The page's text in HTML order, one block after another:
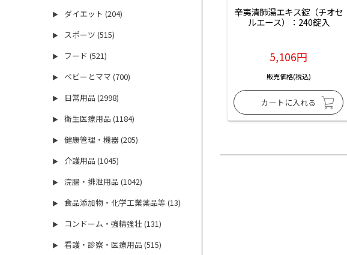
▶ ダイエット (204)
▶ スポーツ (515)
▶ フード (521)
▶ ベビーとママ (700)
▶ 日常用品 (2998)
▶ 衛生医療用品 (1184)
▶ 健康管理・機器 (205)
▶ 介護用品 (1045)
▶ 浣腸・排泄用品 (1042)
▶ 食品添加物・化学工業薬品等 (13)
▶ コンドーム・強精強壮 (131)
▶ 看護・診察・医療用品 (515)
辛夷清肺湯エキス錠（チオセ
ルエース）：240錠入
5,106円
販売価格(税込)